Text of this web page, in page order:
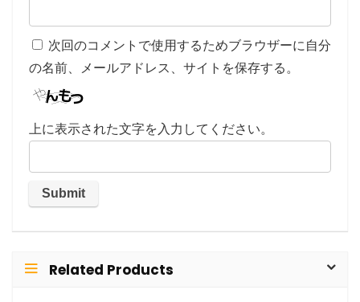
次回のコメントで使用するためブラウザーに自分
の名前、メールアドレス、サイトを保存する。
上に表示された文字を入力してください。
Related Products